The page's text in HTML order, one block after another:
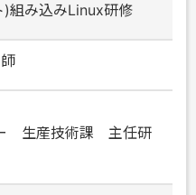
)組み込みLinux研修
ー 生産技術課 主任研